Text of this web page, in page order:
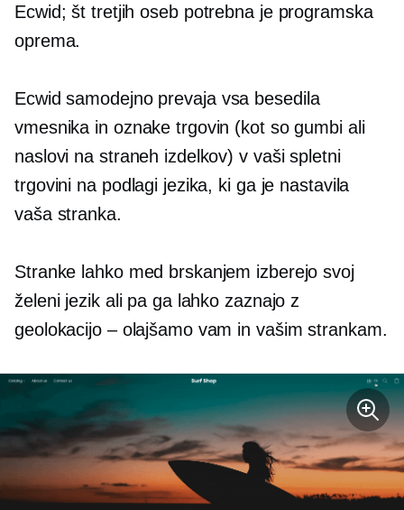
Ecwid; šttretjih osebpotrebna je programska
oprema.
Ecwidsamodejno prevajavsa besedila
vmesnika in oznake trgovin (kot so gumbi ali
naslovi na straneh izdelkov) v vaši spletni
trgovini na podlagi jezika, ki ga je nastavila
vaša stranka.
Stranke lahko med brskanjem izberejo svoj
želeni jezik ali pa ga lahko zaznajo z
geolokacijo – olajšamo vam in vašim strankam.